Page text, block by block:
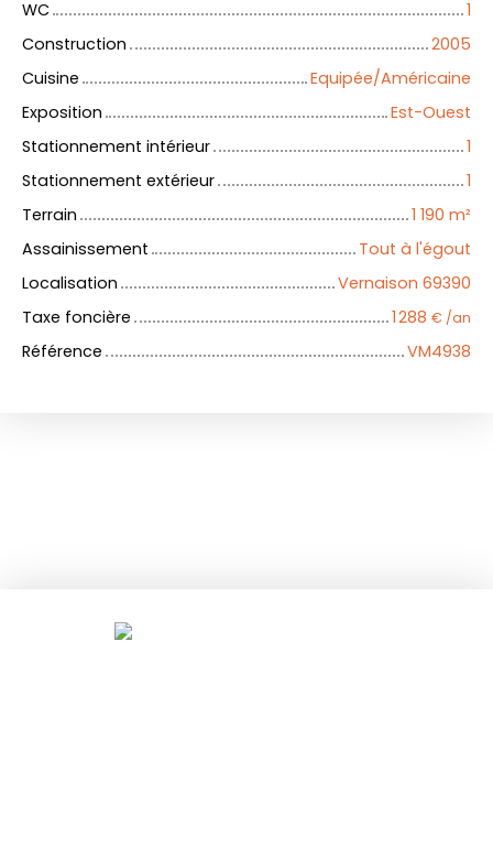
WC
1
Construction
2005
Cuisine
Equipée/Américaine
Exposition
Est-Ouest
Stationnement intérieur
1
Stationnement extérieur
1
Terrain
1 190 m²
Assainissement
Tout à l'égout
Localisation
Vernaison 69390
Taxe foncière
1 288 € /an
Référence VM4938